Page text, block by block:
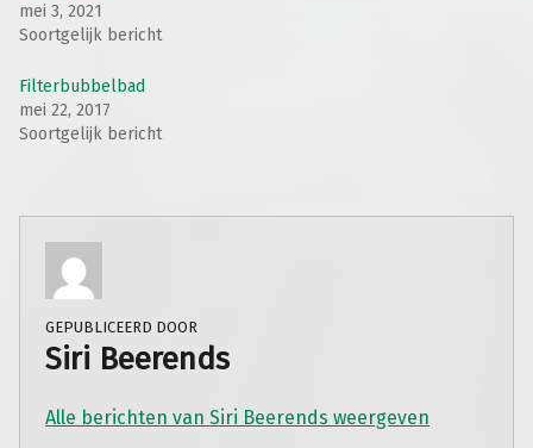
mei 3, 2021
Soortgelijk bericht
Filterbubbelbad
mei 22, 2017
Soortgelijk bericht
GEPUBLICEERD DOOR
Siri Beerends
Alle berichten van Siri Beerends weergeven